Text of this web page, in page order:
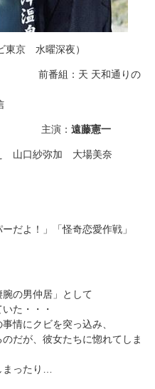
京 水曜深夜）
前番組：天 天和通りの
演： 遠藤憲一
山口紗弥加 大場美奈
だよ！」「怪奇恋愛作戦」
の男仲居」として
た・・・
情にクビを突っ込み、
だが、彼女たちに惚れてしま
ったり…